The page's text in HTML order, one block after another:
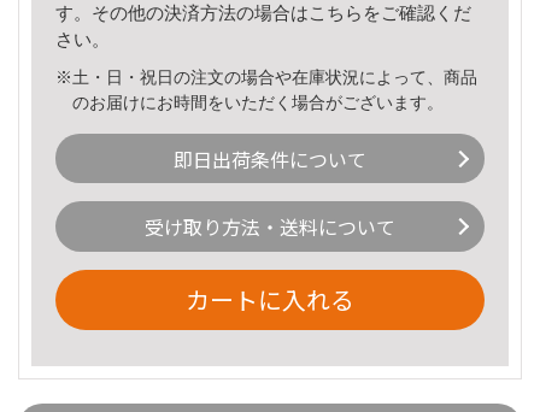
す。その他の決済方法の場合はこちら をご確認くだ
さい。
※土・日・祝日の注文の場合や在庫状況によって、商品
のお届けにお時間をいただく場合がございます。
即日出荷条件について
受け取り方法・送料について
カートに入れる